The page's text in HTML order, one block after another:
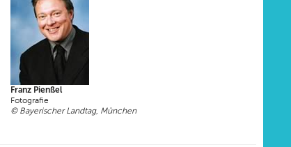
Franz Pienßel
Fotografie
© Bayerischer Landtag, München